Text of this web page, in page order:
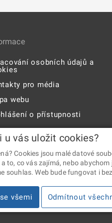
osobních údajů a
pro média
webu
o přístupnosti
© Digitální a informační agentura •
u vás uložit cookies?
Cookies jsou malé datové
to, co vás zajímá, nebo
souhlas. Web bude fungovat i
všemi Odmítnout